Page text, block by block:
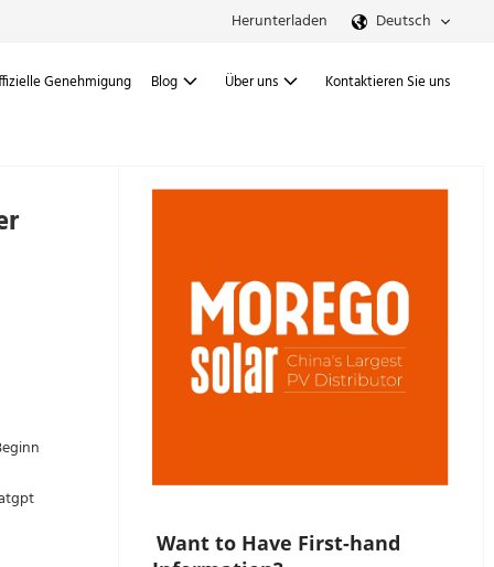
Herunterladen Deutsch
Genehmigung Blog Über uns Kontaktieren Sie uns
Want to Have First-hand